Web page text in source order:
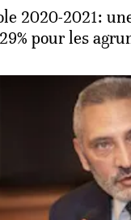
2020-2021:
pour les